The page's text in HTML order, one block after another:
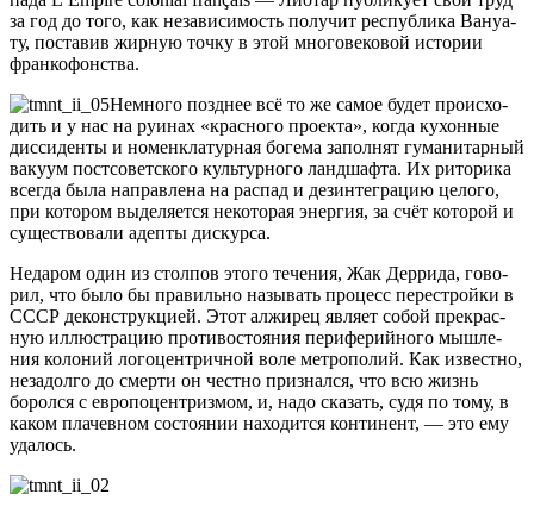
за год до того, как неза­ви­си­мость полу­чит рес­пуб­ли­ка Вану­а­
ту, поста­вив жир­ную точ­ку в этой мно­го­ве­ко­вой исто­рии
франкофонства.
Немно­го позд­нее всё то же самое будет про­ис­хо­
дить и у нас на руи­нах «крас­но­го про­ек­та», когда кухон­ные
дис­си­ден­ты и номен­кла­тур­ная боге­ма запол­нят гума­ни­тар­ный
ваку­ум пост­со­вет­ско­го куль­тур­но­го ланд­шаф­та. Их рито­ри­ка
все­гда была направ­ле­на на рас­пад и дез­ин­те­гра­цию цело­го,
при кото­ром выде­ля­ет­ся неко­то­рая энер­гия, за счёт кото­рой и
суще­ство­ва­ли адеп­ты дискурса.
Неда­ром один из стол­пов это­го тече­ния, Жак Дер­ри­да, гово­
рил, что было бы пра­виль­но назы­вать про­цесс пере­строй­ки в
СССР декон­струк­ци­ей. Этот алжи­рец явля­ет собой пре­крас­
ную иллю­стра­цию про­ти­во­сто­я­ния пери­фе­рий­но­го мыш­ле­
ния коло­ний лого­цен­трич­ной воле мет­ро­по­лий. Как извест­но,
неза­дол­го до смер­ти он чест­но при­знал­ся, что всю жизнь
борол­ся с евро­по­цен­триз­мом, и, надо ска­зать, судя по тому, в
каком пла­чев­ном состо­я­нии нахо­дит­ся кон­ти­нент, — это ему
удалось.